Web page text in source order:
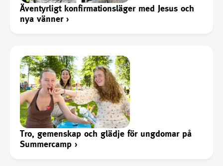
Äventyrligt konfirmationsläger med Jesus och
nya vänner›
Tro, gemenskap och glädje för ungdomar på
Summercamp ›